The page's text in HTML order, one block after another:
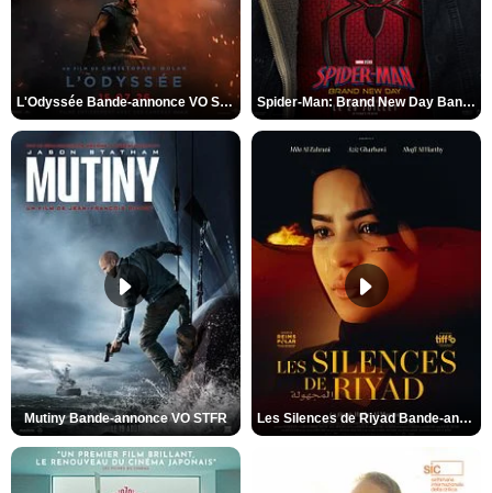
L'Odyssée Bande-annonce VO STFR Spider-Man: Brand New Day Bande-annonce VO STFR
Mutiny Bande-annonce VO STFR Les Silences de Riyad Bande-annonce VO STFR